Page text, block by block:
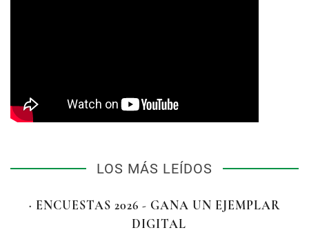
LOS MÁS LEÍDOS
· ENCUESTAS 2026 - GANA UN EJEMPLAR
DIGITAL